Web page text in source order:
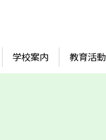
学校案内 教育活動